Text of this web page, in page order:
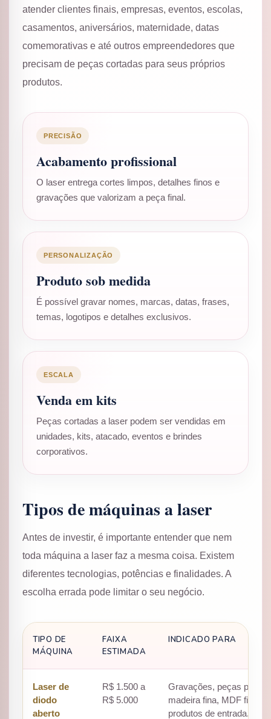
atender clientes finais, empresas, eventos, escolas,
casamentos, aniversários, maternidade, datas
comemorativas e até outros empreendedores que
precisam de peças cortadas para seus próprios
produtos.
PRECISÃO
Acabamento profissional
O laser entrega cortes limpos, detalhes finos e
gravações que valorizam a peça final.
PERSONALIZAÇÃO
Produto sob medida
É possível gravar nomes, marcas, datas, frases,
temas, logotipos e detalhes exclusivos.
ESCALA
Venda em kits
Peças cortadas a laser podem ser vendidas em
unidades, kits, atacado, eventos e brindes
corporativos.
Tipos de máquinas a laser
Antes de investir, é importante entender que nem
toda máquina a laser faz a mesma coisa. Existem
diferentes tecnologias, potências e finalidades. A
escolha errada pode limitar o seu negócio.
TIPO DE
MÁQUINA
FAIXA
ESTIMADA
INDICADO PARA
Laser de
diodo
aberto
R$ 1.500 a
R$ 5.000
Gravações, peças
madeira fina, MDF fino,
produtos de entrada.